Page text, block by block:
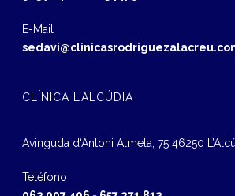
E-Mail
CLÍNICA L’ALCÚDIA
Avinguda d‘Antoni Almela, 75 46250
Teléfono